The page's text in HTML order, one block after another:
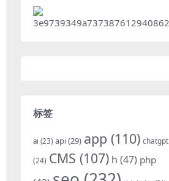
标签
ai (23) api(29) app (110) chatgpt
(24) CMS (107) h (47) php